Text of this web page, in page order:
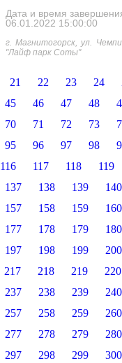
Дата и время
06.01.2022 15:00:00
​г. Магнитогорск, ул.
"Лайф парк Соты"
21 22 23 24
45 46 47 48
70 71 72 73
95 96 97 98
116 117 118 119
137 138 139 140
157 158 159 160
177 178 179 180
197 198 199 200
217 218 219 220
237 238 239 240
257 258 259 260
277 278 279 280
297 298 299 300